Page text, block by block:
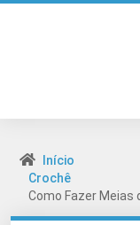
Início
Crochê
Como Fazer Meias